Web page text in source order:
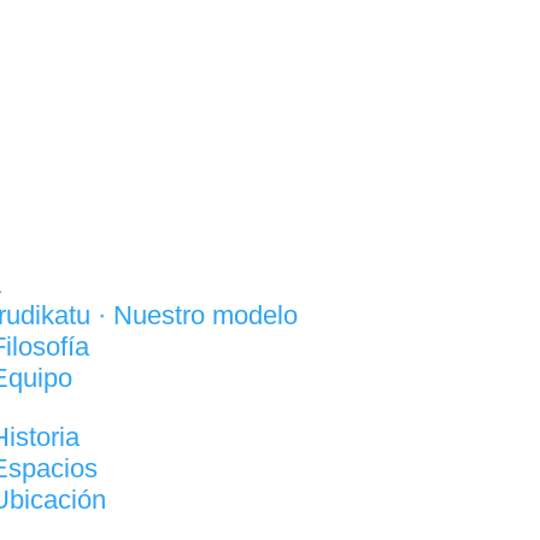
· Nuestro modelo